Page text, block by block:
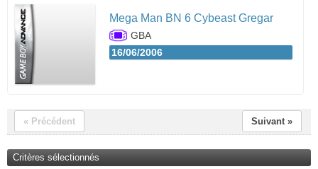
Mega Man BN 6 Cybeast Gregar
GBA
16/06/2006
« Précédent Suivant »
Critères sélectionnés